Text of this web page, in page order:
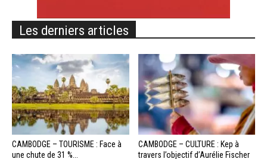
Les derniers articles
CAMBODGE – TOURISME : Face à
une chute de 31 %...
CAMBODGE – CULTURE : Kep à
travers l’objectif d’Aurélie Fischer